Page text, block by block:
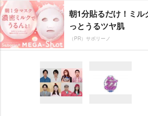
朝1分貼るだけ！ミ
っとうるツヤ肌
（PR）サボリーノ